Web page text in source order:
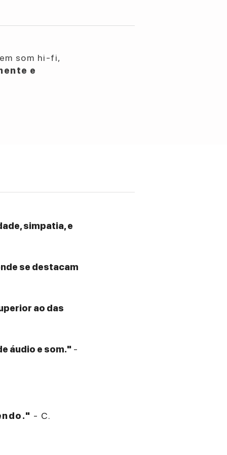
som hi-fi,
e
simpatia, e
se destacam
ao das
áudio e som." -
- C.